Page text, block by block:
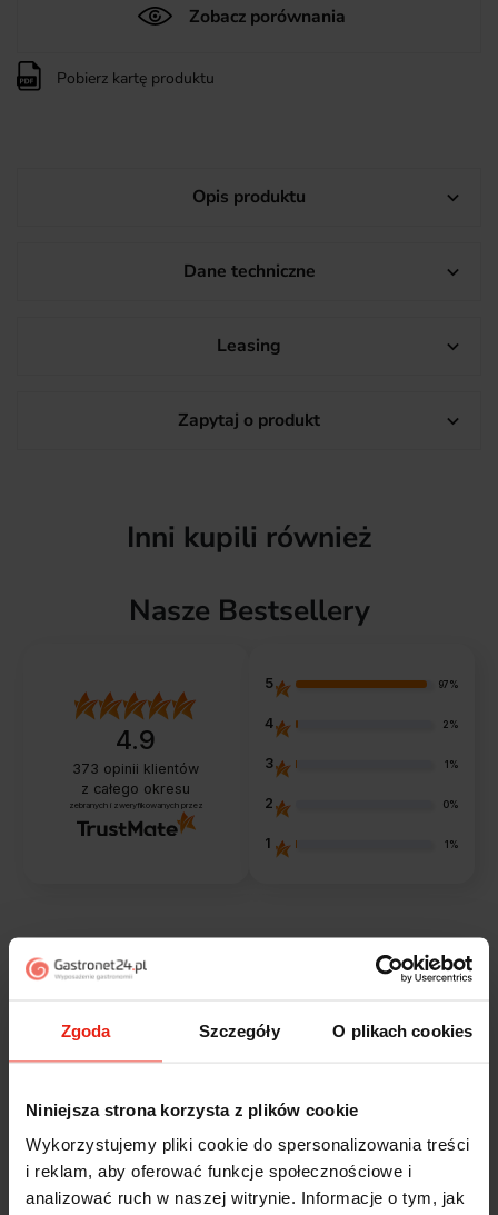
Zgoda Szczegóły O plikach cookies
Niniejsza strona korzysta z plików cookie
Wykorzystujemy pliki cookie do spersonalizowania treści
i reklam, aby oferować funkcje społecznościowe i
analizować ruch w naszej witrynie. Informacje o tym, jak
Zobacz porównania
Pobierz kartę produktu
Opis produktu 
Dane techniczne 
Leasing 
Zapytaj o produkt 
Inni kupili również
Nasze Bestsellery
4.9
373 opinii klientów
z całego okresu
zebranych i zweryfikowanych przez
5 97%
4 2%
3 1%
2 0%
1 1%
Marcin
Polecam szybko sprawnie dobrze zapakowane
Zostałem świetnie obsłużony. Brawa dla pracowników.
dzisiaj